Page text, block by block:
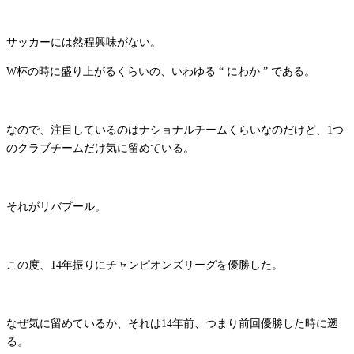
サッカーには然程興味がない。
W杯の時に盛り上がるくらいの、いわゆる “ にわか ” である。
なので、注目しているのはナショナルチームくらいなのだけど、1つ
のクラブチームだけ気に留めている。
それがリバプール。
この度、14年振りにチャンピオンズリーグを優勝した。
なぜ気に留めているか、それは14年前、つまり前回優勝した時に遡
る。